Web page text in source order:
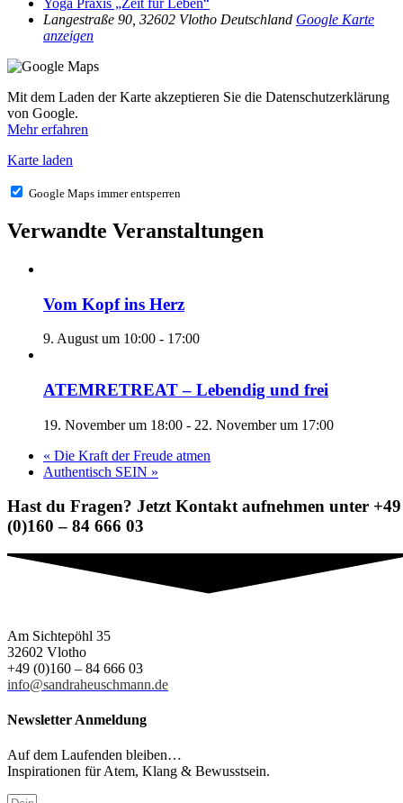
Yoga Praxis „Zeit für Leben“
Langestraße 90, 32602 Vlotho Deutschland Google Karte
anzeigen
Mit dem Laden der Karte akzeptieren Sie die Datenschutzerklärung
von Google.
Mehr erfahren
Karte laden
Google Maps immer entsperren
Verwandte Veranstaltungen
Vom Kopf ins Herz
9. August um 10:00 - 17:00
ATEMRETREAT – Lebendig und frei
19. November um 18:00 - 22. November um 17:00
« Die Kraft der Freude atmen
Authentisch SEIN »
Hast du Fragen? Jetzt Kontakt aufnehmen unter +49
(0)160 – 84 666 03
Am Sichtepöhl 35
32602 Vlotho
+49 (0)160 – 84 666 03
info@sandraheuschmann.de
Newsletter Anmeldung
Auf dem Laufenden bleiben…
Inspirationen für Atem, Klang & Bewusstsein.